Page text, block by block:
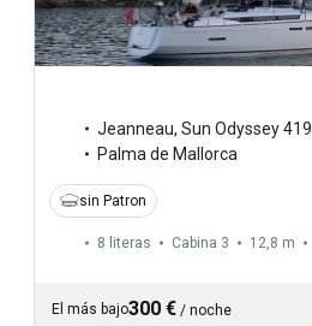
Jeanneau, Sun Odyssey 419
Palma de Mallorca
sin Patron
8 literas Cabina 3 12,8 m
El más bajo300 € / noche